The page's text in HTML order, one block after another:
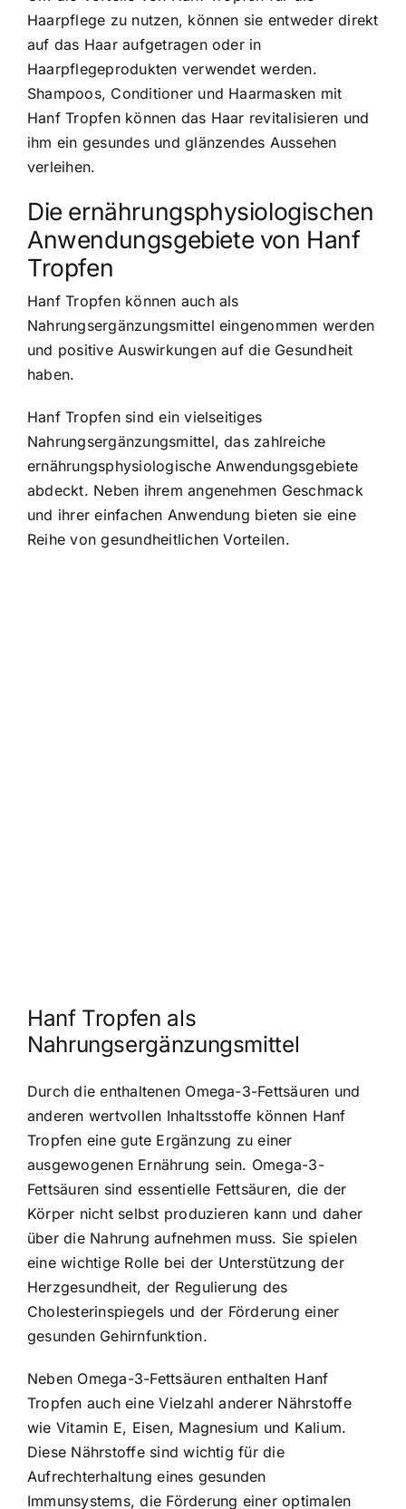
Haarpflege zu nutzen, können sie entweder direkt
auf das Haar aufgetragen oder in
Haarpflegeprodukten verwendet werden.
Shampoos, Conditioner und Haarmasken mit
Hanf Tropfen können das Haar revitalisieren und
ihm ein gesundes und glänzendes Aussehen
verleihen.
Die ernährungsphysiologischen
Anwendungsgebiete von Hanf
Tropfen
Hanf Tropfen können auch als
Nahrungsergänzungsmittel eingenommen werden
und positive Auswirkungen auf die Gesundheit
haben.
Hanf Tropfen sind ein vielseitiges
Nahrungsergänzungsmittel, das zahlreiche
ernährungsphysiologische Anwendungsgebiete
abdeckt. Neben ihrem angenehmen Geschmack
und ihrer einfachen Anwendung bieten sie eine
Reihe von gesundheitlichen Vorteilen.
Hanf Tropfen als
Nahrungsergänzungsmittel
Durch die enthaltenen Omega-3-Fettsäuren und
anderen wertvollen Inhaltsstoffe können Hanf
Tropfen eine gute Ergänzung zu einer
ausgewogenen Ernährung sein. Omega-3-
Fettsäuren sind essentielle Fettsäuren, die der
Körper nicht selbst produzieren kann und daher
über die Nahrung aufnehmen muss. Sie spielen
eine wichtige Rolle bei der Unterstützung der
Herzgesundheit, der Regulierung des
Cholesterinspiegels und der Förderung einer
gesunden Gehirnfunktion.
Neben Omega-3-Fettsäuren enthalten Hanf
Tropfen auch eine Vielzahl anderer Nährstoffe
wie Vitamin E, Eisen, Magnesium und Kalium.
Diese Nährstoffe sind wichtig für die
Aufrechterhaltung eines gesunden
Immunsystems, die Förderung einer optimalen